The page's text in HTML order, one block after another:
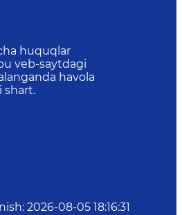
huquqlar
veb-saytdagi
havola
shart.
: 2026-08-05 18:16:31